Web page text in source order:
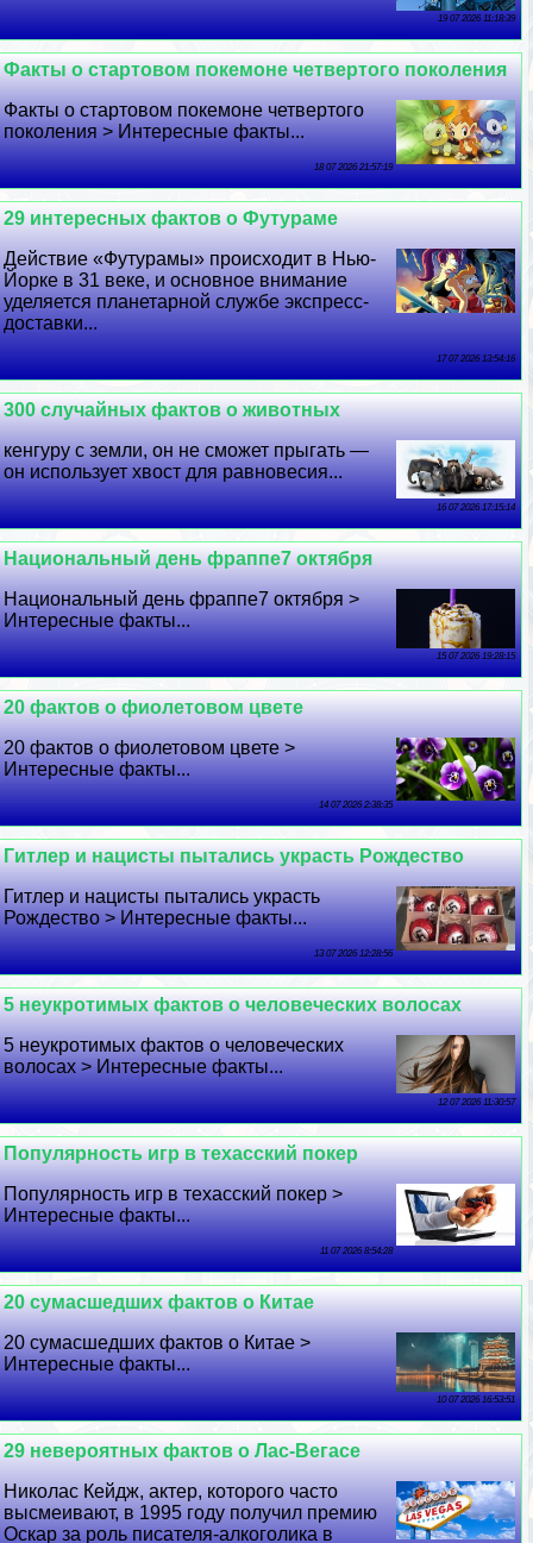
19 07 2026 11:18:39
Факты о стартовом покемоне четвертого поколения
Факты о стартовом покемоне четвертого
поколения > Интересные факты...
18 07 2026 21:57:19
29 интересных фактов о Футураме
Действие «Футурамы» происходит в Нью-
Йорке в 31 веке, и основное внимание
уделяется планетарной службе экспресс-
доставки...
17 07 2026 13:54:16
300 случайных фактов о животных
кенгуру с земли, он не сможет прыгать —
он использует хвост для равновесия...
16 07 2026 17:15:14
Национальный день фраппе7 октября
Национальный день фраппе7 октября >
Интересные факты...
15 07 2026 19:28:15
20 фактов о фиолетовом цвете
20 фактов о фиолетовом цвете >
Интересные факты...
14 07 2026 2:38:35
Гитлер и нацисты пытались украсть Рождество
Гитлер и нацисты пытались украсть
Рождество > Интересные факты...
13 07 2026 12:28:56
5 неукротимых фактов о человеческих волосах
5 неукротимых фактов о человеческих
волосах > Интересные факты...
12 07 2026 11:30:57
Популярность игр в техасский покер
Популярность игр в техасский покер >
Интересные факты...
11 07 2026 8:54:28
20 cyмacшедших фактов о Китае
20 cyмacшедших фактов о Китае >
Интересные факты...
10 07 2026 16:53:51
29 невероятных фактов о Лас-Вегасе
Николас Кейдж, актер, которого часто
высмеивают, в 1995 году получил премию
Оскар за роль писателя-алкоголика в